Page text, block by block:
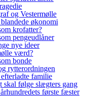
og Vestermølle
blandede økonomi
krofatter?
pengeudlåner
nye ideer
værd?
bonde
rytterordningen
efterladte familie
skal følge slægters gang
første fæster